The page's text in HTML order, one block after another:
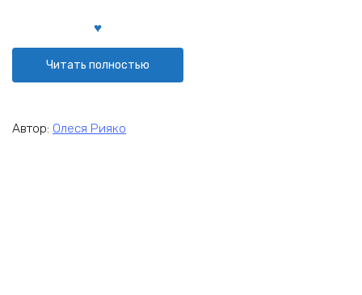
Читать полностью
Автор: Олеся Рияко